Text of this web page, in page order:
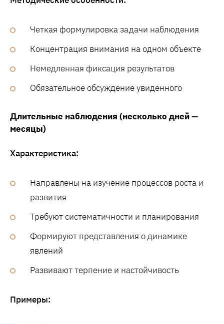
Четкая формулировка задачи наблюдения
Концентрация внимания на одном объекте
Немедленная фиксация результатов
Обязательное обсуждение увиденного
Длительные наблюдения (несколько дней —
месяцы)
Характеристика:
Направлены на изучение процессов роста и
развития
Требуют систематичности и планирования
Формируют представления о динамике
явлений
Развивают терпение и настойчивость
Примеры: